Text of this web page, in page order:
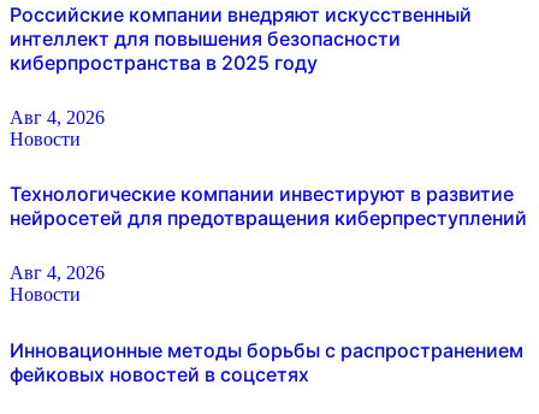
Российские компании внедряют искусственный
интеллект для повышения безопасности
киберпространства в 2025 году
Авг 4, 2026
Новости
Технологические компании инвестируют в развитие
нейросетей для предотвращения киберпреступлений
Авг 4, 2026
Новости
Инновационные методы борьбы с распространением
фейковых новостей в соцсетях